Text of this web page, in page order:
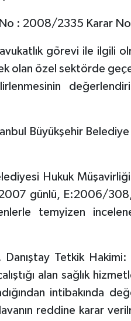
No : 2008/2335 Karar
görevi ile ilgili
olan özel sektörde
Büyükşehir Belediye
Hukuk
günlü, E:2006/
temyizen
Tetkik
alan sağlık
intibakında
reddine karar